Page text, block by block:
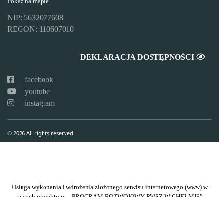
NIP: 5632077608
REGON: 110607010
DEKLARACJA DOSTĘPNOŚCI
facebook
youtube
instagram
© 2026 All rights reserved
Usługa wykonania i wdrożenia złożonego serwisu internetowego (www) w